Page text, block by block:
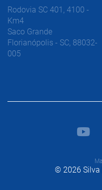
Rodovia SC 401, 4100 -
Km4
Saco Grande
Florianópolis - SC, 88032-
005
© 2026 Silva